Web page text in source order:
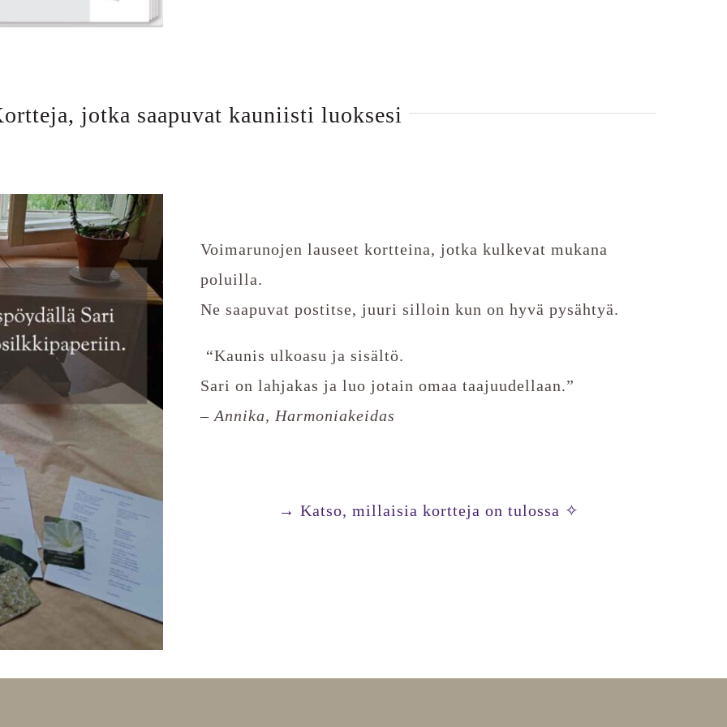
jotka saapuvat kauniisti luoksesi
Voimarunojen lauseet kortteina, jotka kulkevat mukana
poluilla.
Ne saapuvat postitse, juuri silloin kun on hyvä pysähtyä.
️ “Kaunis ulkoasu ja sisältö.
Sari on lahjakas ja luo jotain omaa taajuudellaan.”
– Annika, Harmoniakeidas
→ Katso, millaisia kortteja on tulossa ✧